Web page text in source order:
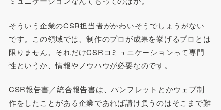
そういう企業のCSR担当者がかわいそうでしょうがない
です。この領域では、制作のプロが成果を挙げるプロとは
限りません。それだけCSRコミュニケーションって専門
性というか、情報やノウハウが必要なのです。
CSR報告書／統合報告書は、パンフレットとかウェブ制
作をしたことがある企業であれば請け負うのはそこまで難